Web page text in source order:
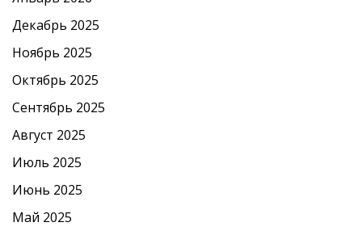
Декабрь 2025
Ноябрь 2025
Октябрь 2025
Сентябрь 2025
Август 2025
Июль 2025
Июнь 2025
Май 2025